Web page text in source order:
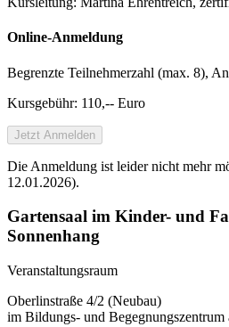
Online-Anmeldung
Begrenzte Teilnehmer­zahl (max. 8),
Kursgebühr: 110,-- Euro
Jetzt Anmelden
Die Anmeldung ist leider nicht mehr
12.01.2026).
Gartensaal im Kinder- und
Sonnenhang
Veranstaltungsraum
Oberlinstraße 4/2 (Neubau)
im Bildungs- und Begegnungszentrum